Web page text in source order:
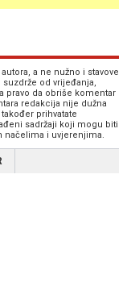
a ne nužno i stavove
od vrijeđanja,
pravo da obriše komentar
redakcija nije dužna
prihvatate
sadržaji koji mogu biti
načelima i uvjerenjima.